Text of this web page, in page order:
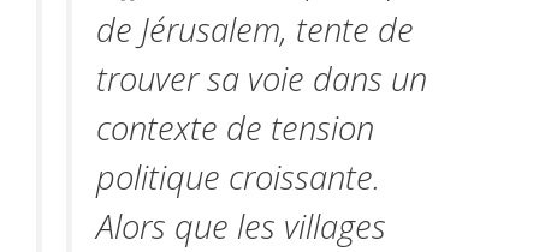
de Jérusalem, tente de
trouver sa voie dans un
contexte de tension
politique croissante.
Alors que les villages